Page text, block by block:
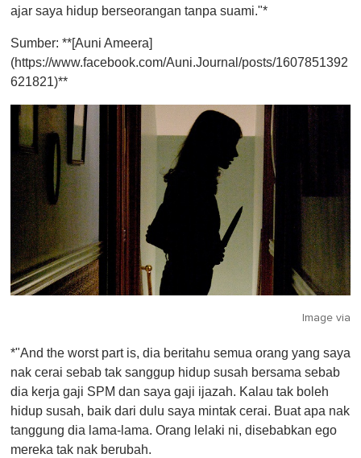
ajar saya hidup berseorangan tanpa suami."*
Sumber: **[Auni Ameera]
(https://www.facebook.com/Auni.Journal/posts/1607851392
621821)**
Image via
*"And the worst part is, dia beritahu semua orang yang saya
nak cerai sebab tak sanggup hidup susah bersama sebab
dia kerja gaji SPM dan saya gaji ijazah. Kalau tak boleh
hidup susah, baik dari dulu saya mintak cerai. Buat apa nak
tanggung dia lama-lama. Orang lelaki ni, disebabkan ego
mereka tak nak berubah.